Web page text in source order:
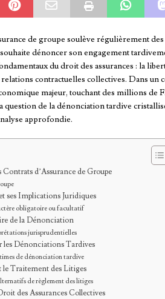
de groupe soulève régulièrement
dénoncer son engagement
du droit des assurances : la
contractuelles collectives. Dans un
majeur, touchant des millions de
question de la dénonciation tardive
approfondie.
d’Assurance de Groupe
ses Implications Juridiques
obligatoire ou facultatif
de la Dénonciation
jurisprudentielles
les Dénonciations Tardives
de dénonciation tardive
le Traitement des Litiges
de règlement des litiges
des Assurances Collectives